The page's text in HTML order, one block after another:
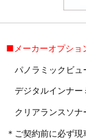
■メーカーオプショ
パノラミックビュ
デジタルインナー
クリアランスソナ
＊ご契約前に必ず現